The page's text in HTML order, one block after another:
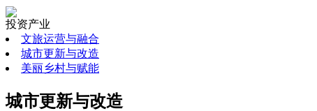
投资产业
文旅运营与融合
城市更新与改造
美丽乡村与赋能
城市更新与改造